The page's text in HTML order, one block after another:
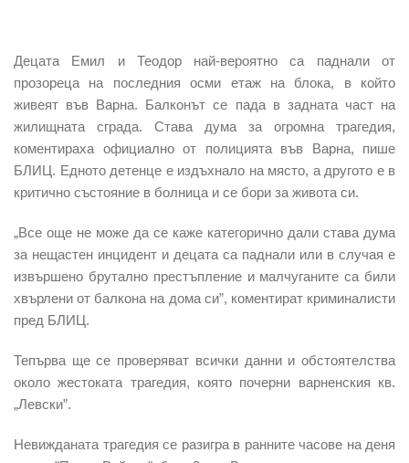
Децата Емил и Теодор най-вероятно са паднали от
прозореца на последния осми етаж на блока, в който
живеят във Варна. Балконът се пада в задната част на
жилищната сграда. Става дума за огромна трагедия,
коментираха официално от полицията във Варна, пише
БЛИЦ. Едното детенце е издъхнало на място, а другото е в
критично състояние в болница и се бори за живота си.
„Все още не може да се каже категорично дали става дума
за нещастен инцидент и децата са паднали или в случая е
извършено брутално престъпление и малчуганите са били
хвърлени от балкона на дома си”, коментират криминалисти
пред БЛИЦ.
Тепърва ще се проверяват всички данни и обстоятелства
около жестоката трагедия, която почерни варненския кв.
„Левски”.
Невижданата трагедия се разигра в ранните часове на деня